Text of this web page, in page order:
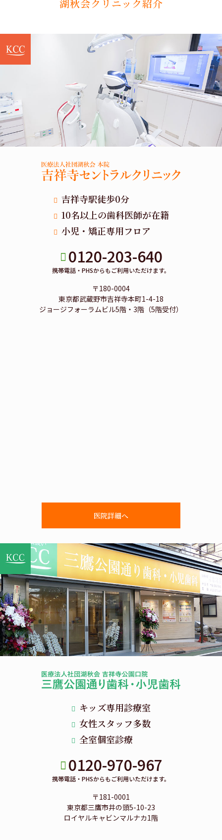
湖秋会クリニック紹介
吉祥寺駅徒歩0分
10名以上の歯科医師が在籍
小児・矯正専用フロア
0120-203-640
携帯電話・PHSからもご利用いただけます。
〒180-0004
東京都武蔵野市吉祥寺本町1-4-18
ジョージフォーラムビル5階・3階（5階受付）
医院詳細へ
キッズ専用診療室
女性スタッフ多数
全室個室診療
0120-970-967
携帯電話・PHSからもご利用いただけます。
〒181-0001
東京都三鷹市井の頭5-10-23
ロイヤルキャビンマルナカ1階